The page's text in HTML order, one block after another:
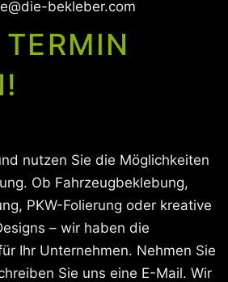
bekleber.com
nutzen Sie die Möglichkeiten
Ob Fahrzeugbeklebung,
PKW-Folierung oder kreative
– wir haben die
Ihr Unternehmen. Nehmen Sie
Sie uns eine E-Mail. Wir